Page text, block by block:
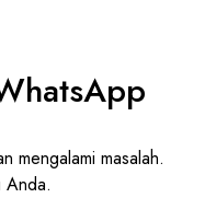
mengalami masalah.
Anda.